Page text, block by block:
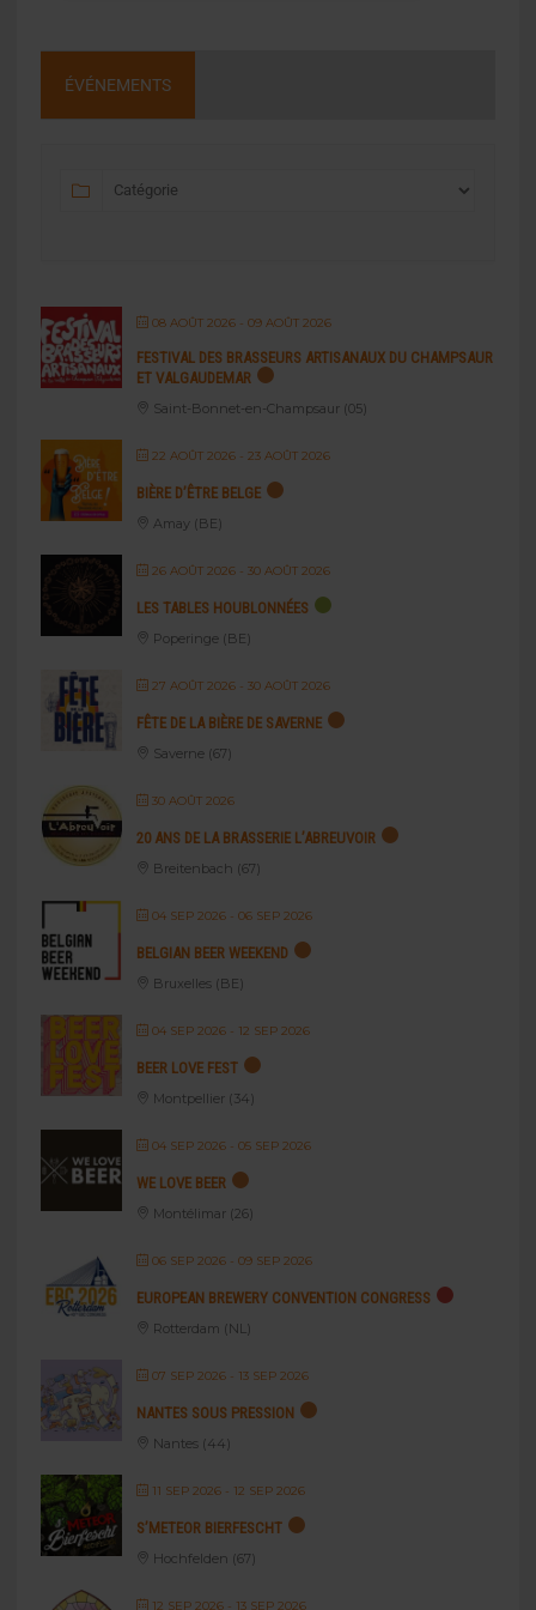
ÉVÉNEMENTS
08 AOÛT 2026- 09 AOÛT 2026
FESTIVAL DES BRASSEURS ARTISANAUX DU CHAMPSAUR
ET VALGAUDEMAR
Saint-Bonnet-en-Champsaur (05)
22 AOÛT 2026- 23 AOÛT 2026
BIÈRE D’ÊTRE BELGE
Amay (BE)
26 AOÛT 2026- 30 AOÛT 2026
LES TABLES HOUBLONNÉES
Poperinge (BE)
27 AOÛT 2026- 30 AOÛT 2026
FÊTE DE LA BIÈRE DE SAVERNE
Saverne (67)
30 AOÛT 2026
20 ANS DE LA BRASSERIE L’ABREUVOIR
Breitenbach (67)
04 SEP 2026- 06 SEP 2026
BELGIAN BEER WEEKEND
Bruxelles (BE)
04 SEP 2026- 12 SEP 2026
BEER LOVE FEST
Montpellier (34)
04 SEP 2026- 05 SEP 2026
WE LOVE BEER
Montélimar (26)
06 SEP 2026- 09 SEP 2026
EUROPEAN BREWERY CONVENTION CONGRESS
Rotterdam (NL)
07 SEP 2026- 13 SEP 2026
NANTES SOUS PRESSION
Nantes (44)
11 SEP 2026- 12 SEP 2026
S’METEOR BIERFESCHT
Hochfelden (67)
12 SEP 2026- 13 SEP 2026